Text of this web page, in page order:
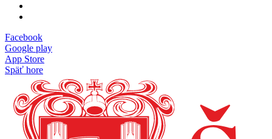
Facebook
Google play
App Store
Späť hore